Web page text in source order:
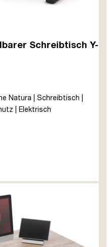
Schreibtisch Y-
Natura | Schreibtisch |
| Elektrisch
| Metall | Holz |
mobiles Arbeiten | bis